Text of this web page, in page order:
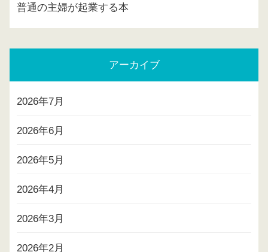
普通の主婦が起業する本
アーカイブ
2026年7月
2026年6月
2026年5月
2026年4月
2026年3月
2026年2月